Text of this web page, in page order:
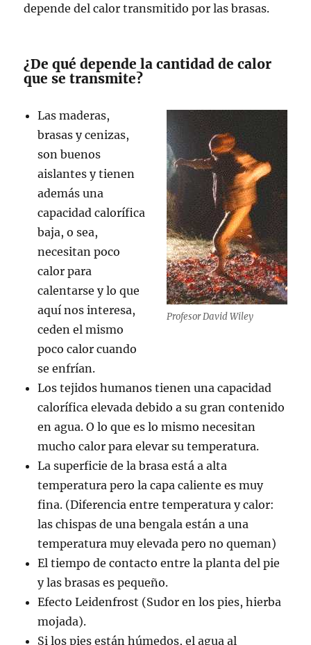
depende del calor transmitido por las brasas.
¿De qué depende la cantidad de calor
que se transmite?
Profesor David Wiley
Las maderas,
brasas y cenizas,
son buenos
aislantes y tienen
además una
capacidad calorífica
baja, o sea,
necesitan poco
calor para
calentarse y lo que
aquí nos interesa,
ceden el mismo
poco calor cuando
se enfrían.
Los tejidos humanos tienen una capacidad
calorífica elevada debido a su gran contenido
en agua. O lo que es lo mismo necesitan
mucho calor para elevar su temperatura.
La superficie de la brasa está a alta
temperatura pero la capa caliente es muy
fina. (Diferencia entre temperatura y calor:
las chispas de una bengala están a una
temperatura muy elevada pero no queman)
El tiempo de contacto entre la planta del pie
y las brasas es pequeño.
Efecto Leidenfrost (Sudor en los pies, hierba
mojada).
Si los pies están húmedos, el agua al